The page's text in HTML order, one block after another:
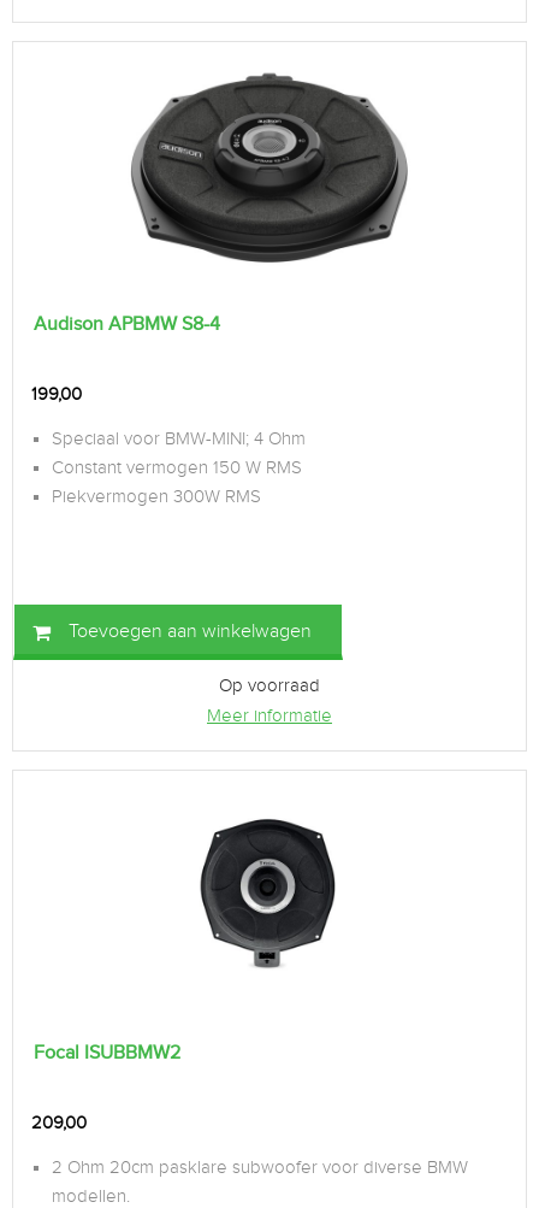
Audison APBMW S8-4
199,00
Speciaal voor BMW-MINI; 4 Ohm
Constant vermogen 150 W RMS
Piekvermogen 300W RMS
Toevoegen aan winkelwagen
Op voorraad
Meer informatie
Focal ISUBBMW2
209,00
2 Ohm 20cm pasklare subwoofer voor diverse BMW
modellen.